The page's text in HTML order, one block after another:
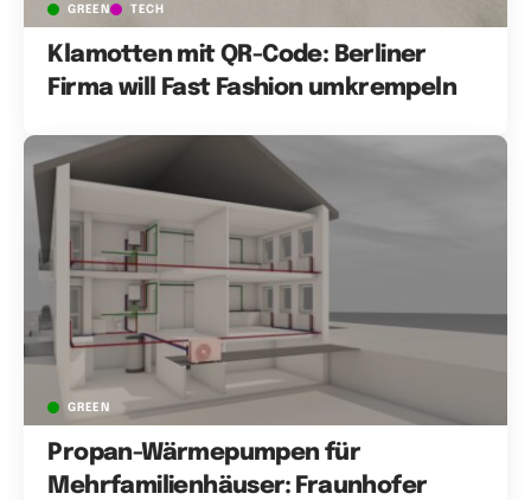
GREEN TECH
Klamotten mit QR-Code: Berliner
Firma will Fast Fashion umkrempeln
GREEN
Propan-Wärmepumpen für
Mehrfamilienhäuser: Fraunhofer